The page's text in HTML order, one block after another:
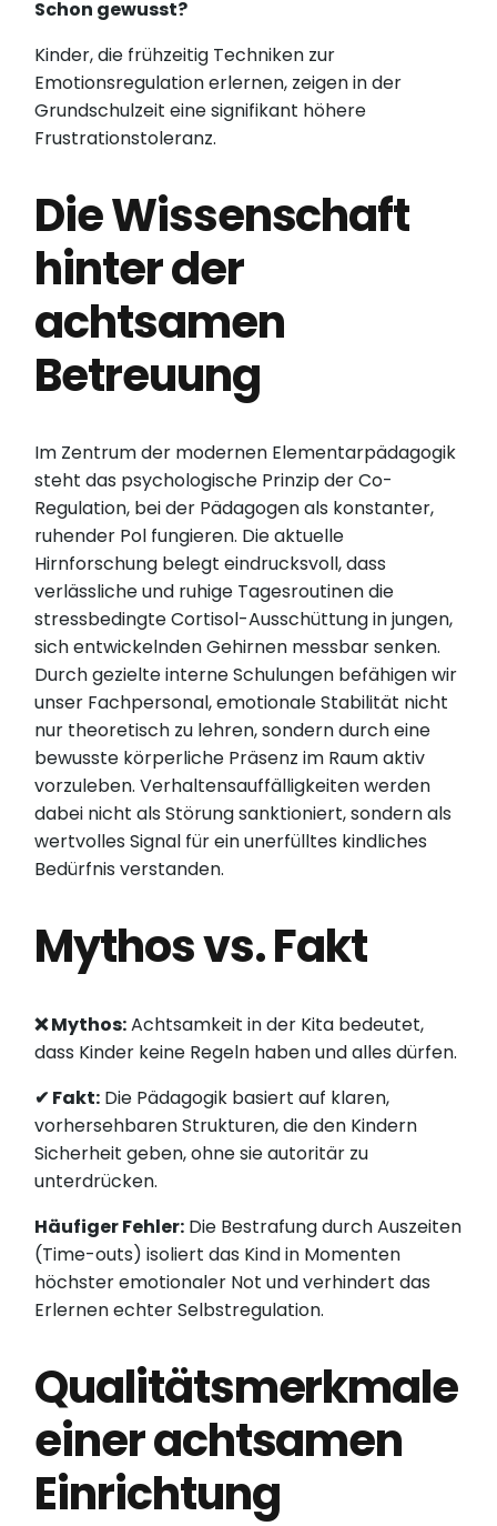
Schon gewusst?
Kinder, die frühzeitig Techniken zur
Emotionsregulation erlernen, zeigen in der
Grundschulzeit eine signifikant höhere
Frustrationstoleranz.
Die Wissenschaft
hinter der
achtsamen
Betreuung
Im Zentrum der modernen Elementarpädagogik
steht das psychologische Prinzip der Co-
Regulation, bei der Pädagogen als konstanter,
ruhender Pol fungieren. Die aktuelle
Hirnforschung belegt eindrucksvoll, dass
verlässliche und ruhige Tagesroutinen die
stressbedingte Cortisol-Ausschüttung in jungen,
sich entwickelnden Gehirnen messbar senken.
Durch gezielte interne Schulungen befähigen wir
unser Fachpersonal, emotionale Stabilität nicht
nur theoretisch zu lehren, sondern durch eine
bewusste körperliche Präsenz im Raum aktiv
vorzuleben. Verhaltensauffälligkeiten werden
dabei nicht als Störung sanktioniert, sondern als
wertvolles Signal für ein unerfülltes kindliches
Bedürfnis verstanden.
Mythos vs. Fakt
❌ Mythos:Achtsamkeit in der Kita bedeutet,
dass Kinder keine Regeln haben und alles dürfen.
✔ Fakt: Die Pädagogik basiert auf klaren,
vorhersehbaren Strukturen, die den Kindern
Sicherheit geben, ohne sie autoritär zu
unterdrücken.
Häufiger Fehler: Die Bestrafung durch Auszeiten
(Time-outs) isoliert das Kind in Momenten
höchster emotionaler Not und verhindert das
Erlernen echter Selbstregulation.
Qualitätsmerkmale
einer achtsamen
Einrichtung